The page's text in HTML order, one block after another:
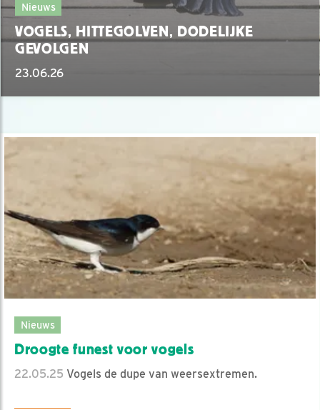
Nieuws
VOGELS, HITTEGOLVEN, DODELIJKE
GEVOLGEN
23.06.26
Nieuws
Droogte funest voor vogels
22.05.25 Vogels de dupe van weersextremen.